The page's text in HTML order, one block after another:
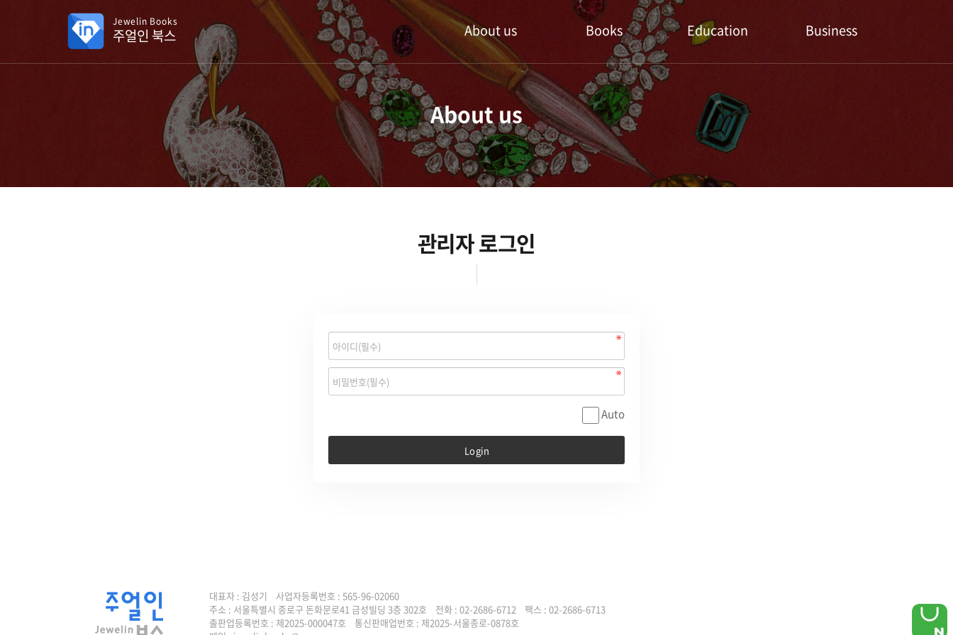
Jewelin Books
주얼인 북스 About us
주얼인 북스
공지사항
주얼인북스 방문
Books
신작도서
추천도서
중고도서
관련상품
Education
유튜브
세미나
전문교육
Business
About us
관리자 로그인
Auto
대표자 : 김성기 사업자등록번호 : 565-96-02060
주소 : 서울특별시 종로구 돈화문로41 금성빌딩 3층 302호
전화 : 02-2686-6712 팩스 : 02-2686-6713
출판업등록번호 : 제2025-000047호
통신판매업번호 : 제2025-서울종로-0878호